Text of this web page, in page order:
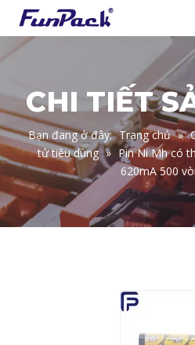
CHI TIẾT
Bạn đang ở đây: Trang chủ »
tử tiêu dùng » Pin Ni Mh có
620mA 500